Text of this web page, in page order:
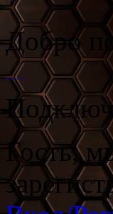
Добро
Гость,